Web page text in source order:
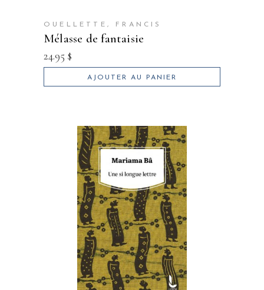
OUELLETTE, FRANCIS
mélasse de fantaisie
24.95 $
AJOUTER AU PANIER